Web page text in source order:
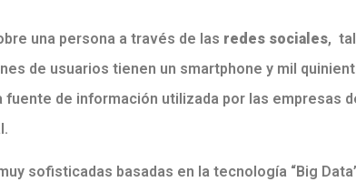
una persona a través de las redes sociales,
de usuarios tienen un smartphone y mil
fuente de información utilizada por las empresas
sofisticadas basadas en la tecnología “Big